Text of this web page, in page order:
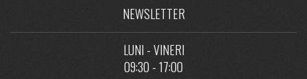
NEWSLETTER
LUNI - VINERI
09:30 - 17:00